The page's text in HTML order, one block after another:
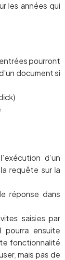
les années qui
pourront
document si
d’un
requête sur la
réponse dans
saisies par
pourra ensuite
fonctionnalité
mais pas de